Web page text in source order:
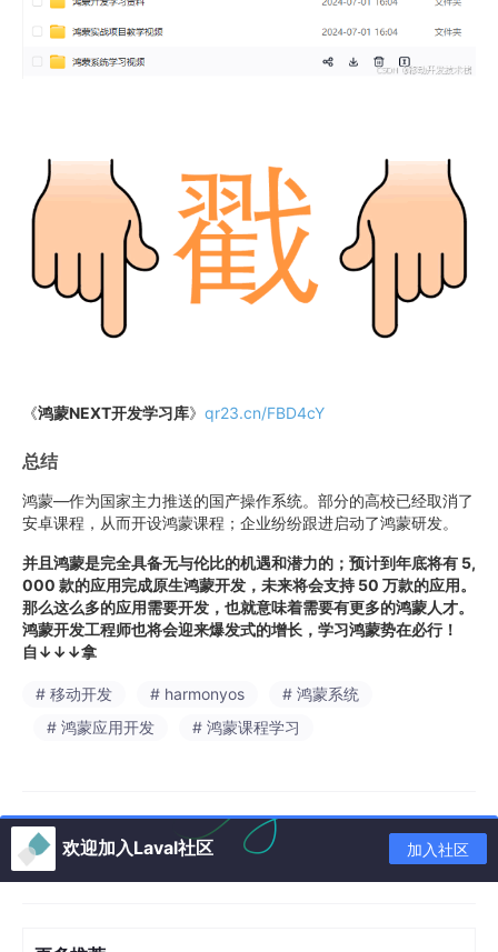
《鸿蒙NEXT开发学习库》 qr23.cn/FBD4cY
总结
鸿蒙—作为国家主力推送的国产操作系统。部分的高校已经取消了
安卓课程，从而开设鸿蒙课程；企业纷纷跟进启动了鸿蒙研发。
并且鸿蒙是完全具备无与伦比的机遇和潜力的；预计到年底将有 5,
000 款的应用完成原生鸿蒙开发，未来将会支持 50 万款的应用。
那么这么多的应用需要开发，也就意味着需要有更多的鸿蒙人才。
鸿蒙开发工程师也将会迎来爆发式的增长，学习鸿蒙势在必行！
自↓↓↓拿
# 移动开发 # harmonyos
# 鸿蒙系统
# 鸿蒙应用开发
# 鸿蒙课程学习
欢迎加入Laval社区 加入社区